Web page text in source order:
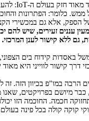
מאוד חזק בעולם ה-IoT
:
כלומר: הפתרונות
של הספק, אלא גם במכשירי
עננים זעירים, שיש להם
גם ללא קישור לענן המרכזי.
באסדות קידוח בים
דרך קישור לווייני היא מאוד
הרבה במו"פ בכיוון הזה.
כבר מיושם בפרויקטים,
חכמה. החוכמה הזו
קוקה קולה בכל פינה